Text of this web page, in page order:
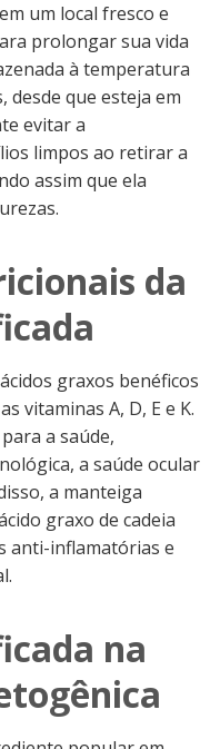
um local fresco e
prolongar sua vida
à temperatura
desde que esteja em
evitar a
limpos ao retirar a
assim que ela
da
graxos benéficos
vitaminas A, D, E e K.
a saúde,
a saúde ocular
a manteiga
graxo de cadeia
anti-inflamatórias e
na